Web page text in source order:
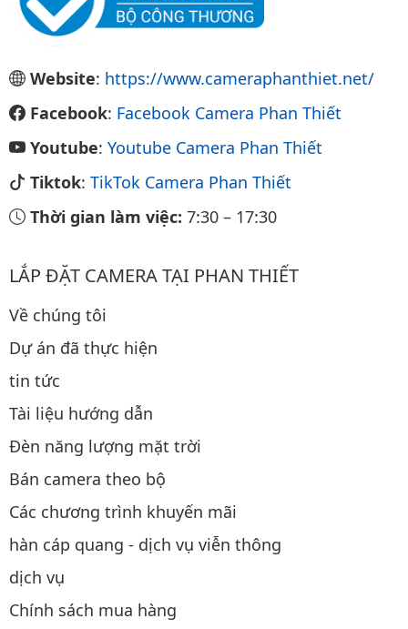
Website: https://www.cameraphanthiet.net/
Facebook: Facebook Camera Phan Thiết
Youtube: Youtube Camera Phan Thiết
Tiktok: TikTok Camera Phan Thiết
Thời gian làm việc: 7:30 – 17:30
LẮP ĐẶT CAMERA TẠI PHAN THIẾT
Về chúng tôi
Dự án đã thực hiện
tin tức
Tài liệu hướng dẫn
Đèn năng lượng mặt trời
Bán camera theo bộ
Các chương trình khuyến mãi
hàn cáp quang - dịch vụ viễn thông
dịch vụ
Chính sách mua hàng